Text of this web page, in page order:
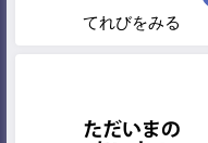
てれびをみる